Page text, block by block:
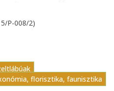
P-008/2)
florisztika, faunisztika